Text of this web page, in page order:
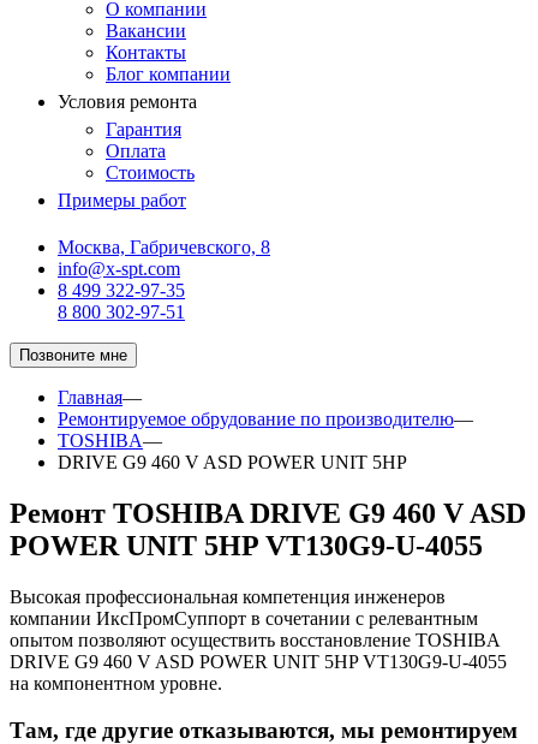
О компании
Вакансии
Контакты
Блог компании
Условия ремонта
Гарантия
Оплата
Стоимость
Примеры работ
Москва, Габричевского, 8
info@x-spt.com
8 499 322-97-35
8 800 302-97-51
Позвоните мне
Главная—
Ремонтируемое обрудование по производителю—
TOSHIBA—
DRIVE G9 460 V ASD POWER UNIT 5HP
Ремонт TOSHIBA DRIVE G9 460 V ASD
POWER UNIT 5HP VT130G9-U-4055
Высокая профессиональная компетенция инженеров
компании ИксПромСуппорт в сочетании с релевантным
опытом позволяют осуществить восстановление TOSHIBA
DRIVE G9 460 V ASD POWER UNIT 5HP VT130G9-U-4055
на компонентном уровне.
Там, где другие отказываются, мы ремонтируем